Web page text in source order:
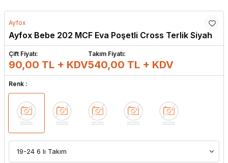
Ayfox
Ayfox Bebe 202 MCF Eva Poşetli Cross Terlik Siyah
Çift Fiyatı:
90,00 TL + KDV
Takım Fiyatı:
540,00 TL + KDV
Renk :